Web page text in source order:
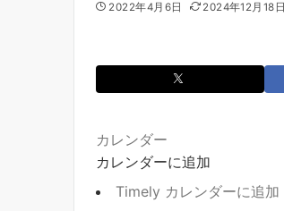
2022年4月6日 2024年12月18日
カレンダー
カレンダーに追加
Timely カレンダーに追加